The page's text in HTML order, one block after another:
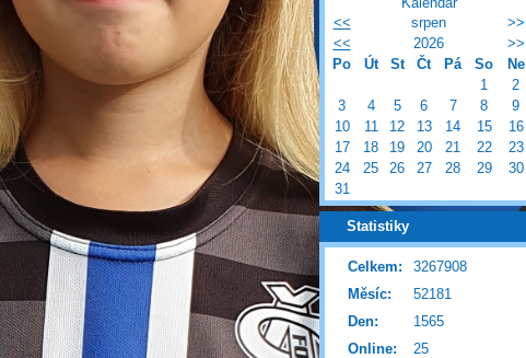
<<
srpen
>>
<<
2026
>>
Po
Út St Čt Pá So
Ne
1
2
3
4 5 6 7 8
9
10
11 12 13 14 15
16
17
18 19 20 21 22
23
24
25 26 27 28 29
30
31
Statistiky
Online: 25
Celkem:
3267908
Měsíc:
52181
Den:
1565